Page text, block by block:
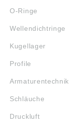
O-Ringe
Wellendichtringe
Kugellager
Profile
Armaturentechnik
Schläuche
Druckluft